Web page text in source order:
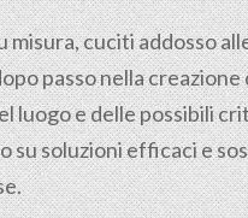
cuciti addosso
passo nella
luogo e delle possibili
su soluzioni efficaci e